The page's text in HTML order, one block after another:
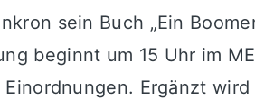
sein Buch „Ein
beginnt um 15 Uhr im
Ergänzt wird